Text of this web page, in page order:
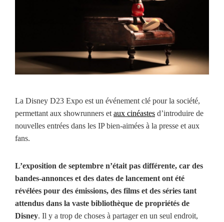
La Disney D23 Expo est un événement clé pour la société,
permettant aux showrunners et aux cinéastes d’introduire de
nouvelles entrées dans les IP bien-aimées à la presse et aux
fans.
L’exposition de septembre n’était pas différente, car des
bandes-annonces et des dates de lancement ont été
révélées pour des émissions, des films et des séries tant
attendus dans la vaste bibliothèque de propriétés de
Disney. Il y a trop de choses à partager en un seul endroit,